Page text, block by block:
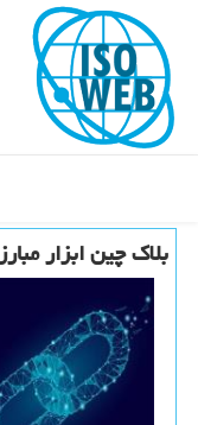
بلاك چین ابزار